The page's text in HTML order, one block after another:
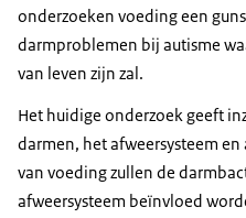
onderzoeken voeding een
darmproblemen bij autisme
van leven zijn zal.
Het huidige onderzoek geeft
darmen, het afweersysteem
van voeding zullen de
afweersysteem beïnvloed